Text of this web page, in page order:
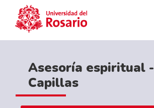
Asesoría espiritual -
Capillas